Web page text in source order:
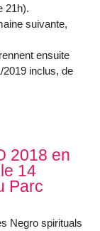
21h).
suivante,
ensuite
2019 inclus, de
2018 en
14
Parc
Negro spirituals